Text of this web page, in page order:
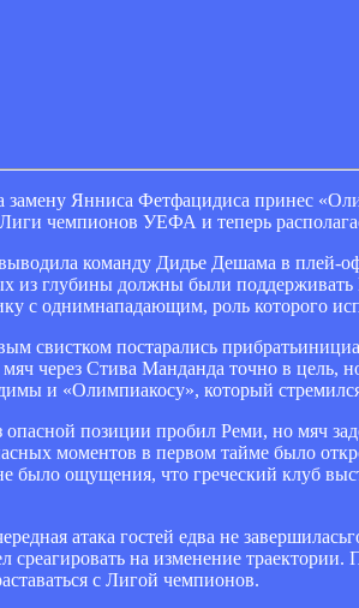
Янниса Фетфацидиса принес
чемпионов УЕФА и теперь
команду Дидье Дешама в плей-
из глубины должны были
с однимнападающим, роль которого
свистком постарались
через Стива Манданда точно в цель,
и «Олимпиакосу», который
позиции пробил Реми, но мяч
моментов в первом тайме было
было ощущения, что греческий клуб
атака гостей едва не
среагировать на изменение
с Лигой чемпионов.